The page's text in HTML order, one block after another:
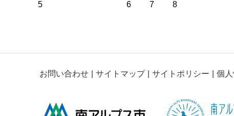
5 6 7 8
お問い合わせ サイトマップ サイトポリシー 個